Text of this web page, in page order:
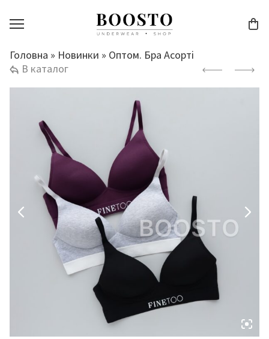
Головна » Новинки » Оптом. Бра Асорті
В каталог